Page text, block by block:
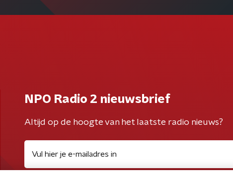
NPO Radio 2 nieuwsbrief
Altijd op de hoogte van het laatste radio nieuws?